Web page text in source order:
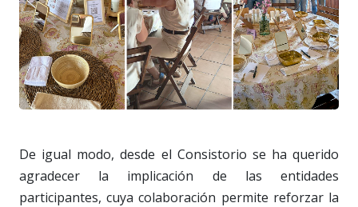
De igual modo, desde el Consistorio se ha querido
agradecer la implicación de las entidades
participantes, cuya colaboración permite reforzar la